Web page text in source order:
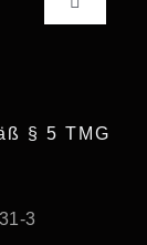
Toggle
Navigation
Fotografie
§ 5 TMG
3